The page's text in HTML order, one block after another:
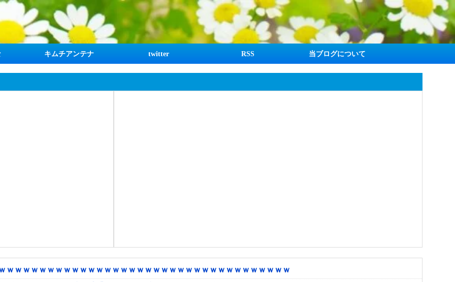
キムチアンテナ twitter RSS 当ブログについて
ｗｗｗｗｗｗｗｗｗｗｗｗｗｗｗｗｗｗｗｗｗｗｗｗｗｗｗｗｗｗｗｗｗｗ